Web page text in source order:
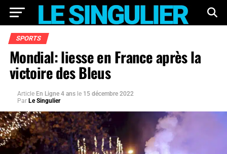
SPORTS
Mondial: liesse en France après la
victoire des Bleus
Article En Ligne 4 ans le 15 décembre 2022
Par Le Singulier